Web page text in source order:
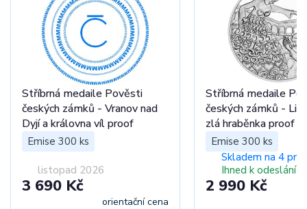
Stříbrná medaile Pověsti
českých zámků - Vranov nad
Dyjí a královna víl proof
Emise 300 ks
listopad 2026
3 690 Kč
orientační cena
Stříbrná medaile
českých zámků -
zlá hraběnka proof
Emise 300 ks
Skladem na 4
Ihned k odeslání
2 990 Kč